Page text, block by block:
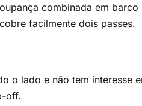
combinada em barco
facilmente dois passes.
o lado e não tem interesse
off.